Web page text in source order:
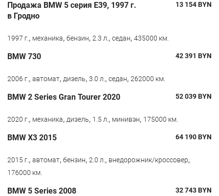
Продажа BMW 5 серия E39, 1997 г.
в Гродно
13 154BYN
1997 г., механика, бензин, 2.3 л., седан, 435000 км.
BMW 730 42 391 BYN
2006 г., автомат, дизель, 3.0 л., седан, 262000 км.
BMW 2 Series Gran Tourer 2020 52 039BYN
2020 г., механика, дизель, 1.5 л., минивэн, 175000 км.
BMW X3 2015 64 190BYN
2015 г., автомат, бензин, 2.0 л., внедорожник/кроссовер,
176000 км.
BMW 5 Series 2008 32 743BYN